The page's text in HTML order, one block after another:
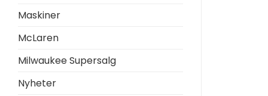
Maskiner
McLaren
Milwaukee Supersalg
Nyheter